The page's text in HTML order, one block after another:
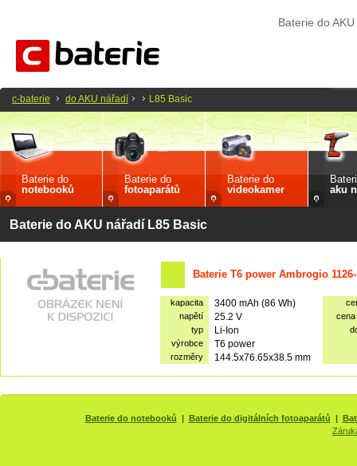
Baterie do
Baterie do
notebooků
Baterie do
fotoaparátů
Baterie do
videokamer
aku
Baterie do AKU nářadí L85 Basic
Baterie T6 power Ambrogio
kapacita 3400 mAh (86 Wh)
napětí
25.2 V
cena
typ
Li-Ion
výrobce
T6 power
rozměry 144.5x76.65x38.5 mm
c-baterie do AKU nářadí L85 Basic
Baterie do notebooků | Baterie do digitálních fotoaparátů |